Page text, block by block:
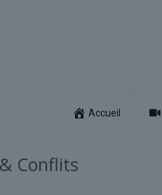
Accueil
Conflits